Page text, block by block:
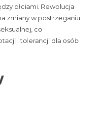
płciami. Rewolucja
zmiany w postrzeganiu
co
i tolerancji dla osób